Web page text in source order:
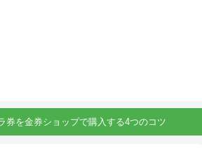
券を金券ショップで購入する4つのコツ